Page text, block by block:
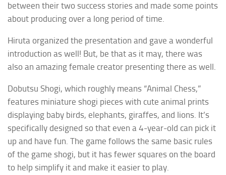
between their two success stories and made some points
about producing over a long period of time.
Hiruta organized the presentation and gave a wonderful
introduction as well! But, be that as it may, there was
also an amazing female creator presenting there as well.
Dobutsu Shogi, which roughly means “Animal Chess,”
features miniature shogi pieces with cute animal prints
displaying baby birds, elephants, giraffes, and lions. It’s
specifically designed so that even a 4-year-old can pick it
up and have fun. The game follows the same basic rules
of the game shogi, but it has fewer squares on the board
to help simplify it and make it easier to play.